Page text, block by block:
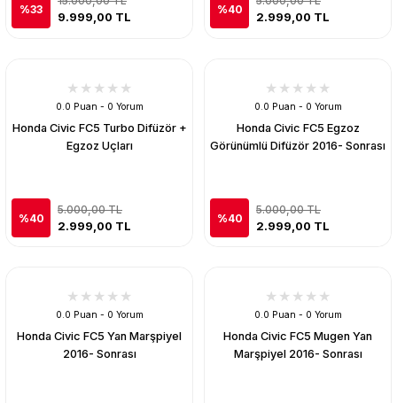
%33
9.999,00 TL
%40
2.999,00 TL
0.0 Puan - 0 Yorum
Honda Civic FC5 Turbo Difüzör +
Egzoz Uçları
%40
5.000,00 TL
2.999,00 TL
0.0 Puan - 0 Yorum
Honda Civic FC5 Egzoz
Görünümlü Difüzör 2016- Sonrası
%40
5.000,00 TL
2.999,00 TL
0.0 Puan - 0 Yorum
Honda Civic FC5 Yan Marşpiyel
2016- Sonrası
0.0 Puan - 0 Yorum
Honda Civic FC5 Mugen Yan
Marşpiyel 2016- Sonrası